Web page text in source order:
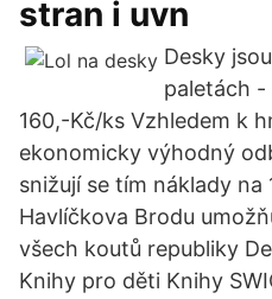
stran i uvn
Desky
paletách -
160,-Kč/ks Vzhledem k
ekonomicky výhodný
snižují se tím náklady na
Havlíčkova Brodu
všech koutů republiky
Knihy pro děti Knihy